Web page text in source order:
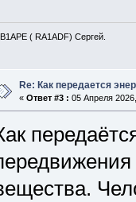
( RA1ADF) Сергей.
Re: Как передается
« Ответ #3 : 05 Апреля